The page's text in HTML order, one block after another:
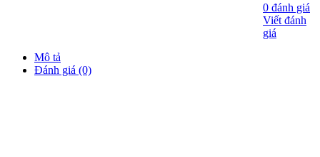
0 đánh giá
Viết đánh
giá
Mô tả
Đánh giá (0)